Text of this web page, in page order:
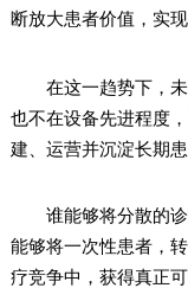
断放大患者价值，实
在这一趋势下，未
也不在设备先进程度
建、运营并沉淀长期患
谁能够将分散的诊
能够将一次性患者，
疗竞争中，获得真正